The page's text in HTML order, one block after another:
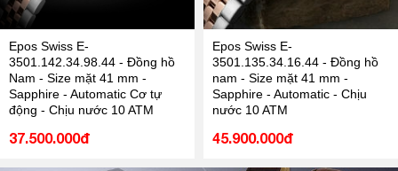
Epos Swiss E-
3501.142.34.98.44 - Đồng hồ
Nam - Size mặt 41 mm -
Sapphire - Automatic Cơ tự
động - Chịu nước 10 ATM
37.500.000đ
Epos Swiss E-
3501.135.34.16.44 - Đồng hồ
nam - Size mặt 41 mm -
Sapphire - Automatic - Chịu
nước 10 ATM
45.900.000đ